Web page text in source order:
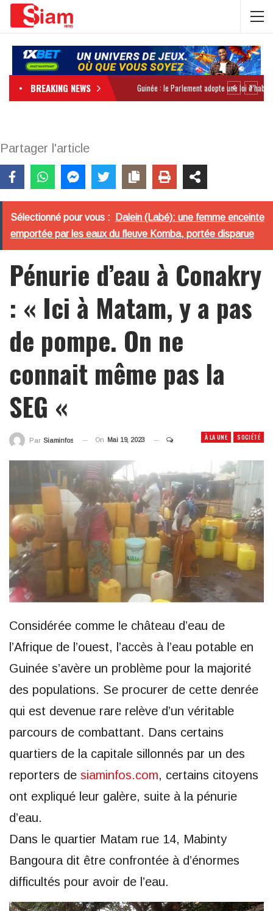
BREAKING NEWS
Partager l'article
Sélectionné pour vous :
Dalein (Labé): une femme enceinte
emportée par les eaux du fleuve Komba, portée disparue
Pénurie d’eau à Conakry
: « Ici à Matam, y a pas
de pompe. On ne
connait même pas la
SEG «
À LA UNE SOCIÉTÉ
Par Siaminfos On Mai 19, 2023
Considérée comme le château d’eau de
l’Afrique de l’ouest, l’accès à l’eau potable en
Guinée s’avère un problème pour la majorité
des populations. Se procurer de cette denrée
qui est devenue rare relève d’un véritable
parcours de combattant. Dans certains
quartiers de la capitale sillonnés par un des
reporters de siaminfos.com, certains citoyens
ont expliqué leur galère, suite à la pénurie
d’eau.
Dans le quartier Matam rue 14, Mabinty
Bangoura dit être confrontée à d’énormes
difficultés pour avoir de l’eau.